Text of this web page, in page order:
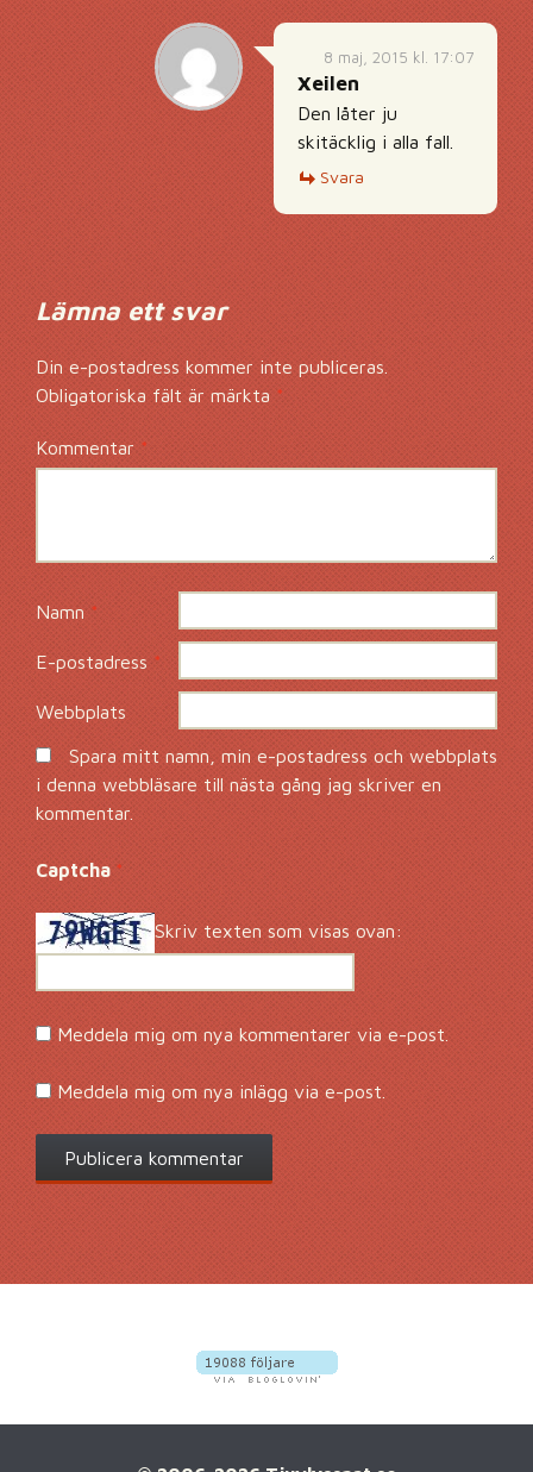
8 maj, 2015 kl. 17:07
Xeilen
Den låter ju
skitäcklig i alla fall.
Svara
Lämna ett svar
Din e-postadress kommer inte publiceras.
Obligatoriska fält är märkta*
Kommentar*
Namn *
E-postadress*
Webbplats
Spara mitt namn, min e-postadress och webbplats
i denna webbläsare till nästa gång jag skriver en
kommentar.
Captcha *
Skriv texten som visas ovan:
Meddela mig om nya kommentarer via e-post.
Meddela mig om nya inlägg via e-post.